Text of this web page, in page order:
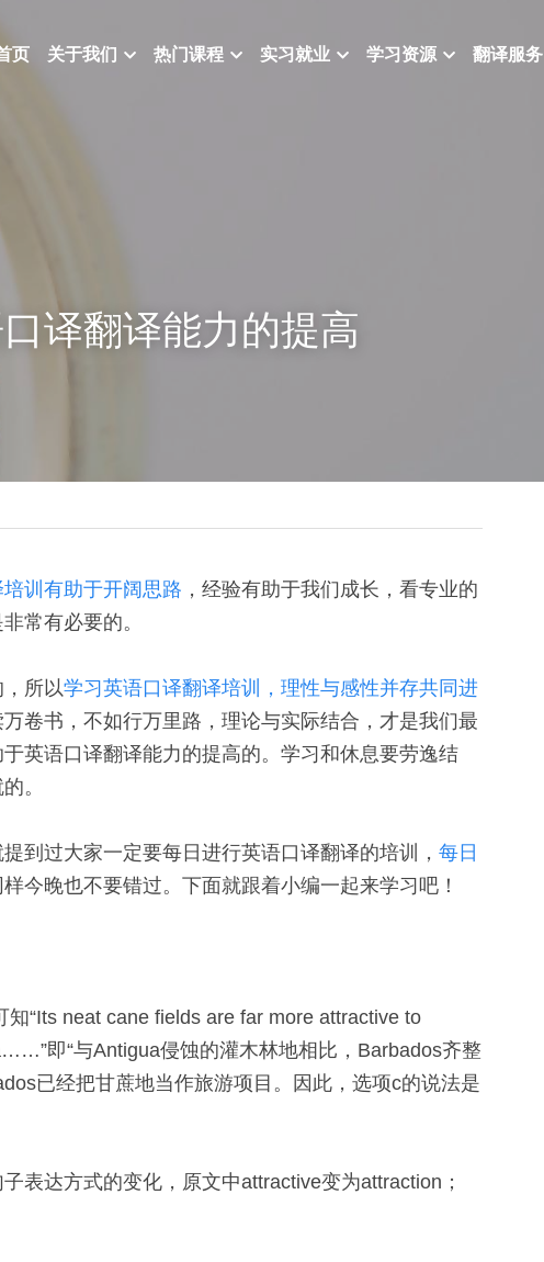
页 关于我们 热门课程 实习就业 学习资源 翻译服务
译翻译能力的提高
训有助于开阔思路 ，经验有助于我们成长，看专业的
常有必要的。
所以学习英语口译翻译培训，理性与感性并存共同进
卷书，不如行万里路，理论与实际结合，才是我们最
英语口译翻译能力的提高的。学习和休息要劳逸结
。
到过大家一定要每日进行英语口译翻译的培训， 每日
样今晚也不要错过。下面就跟着小编一起来学习吧！
“Its neat cane fields are far more attractive to
即“与Antigua侵蚀的灌木林地相比，Barbados齐整
已经把甘蔗地当作旅游项目。因此，选项c的说法是
表达方式的变化，原文中attractive变为attraction；